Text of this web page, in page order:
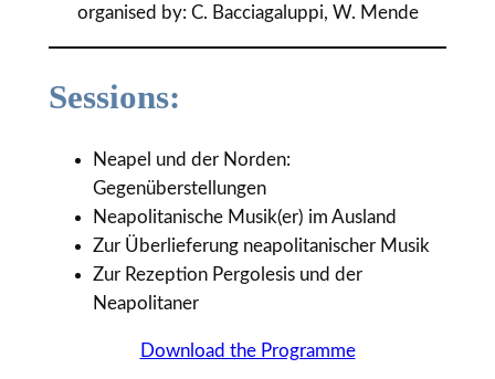
organised by: C. Bacciagaluppi, W. Mende
Sessions:
Neapel und der Norden:
Gegenüberstellungen
Neapolitanische Musik(er) im Ausland
Zur Überlieferung neapolitanischer Musik
Zur Rezeption Pergolesis und der
Neapolitaner
Download the Programme